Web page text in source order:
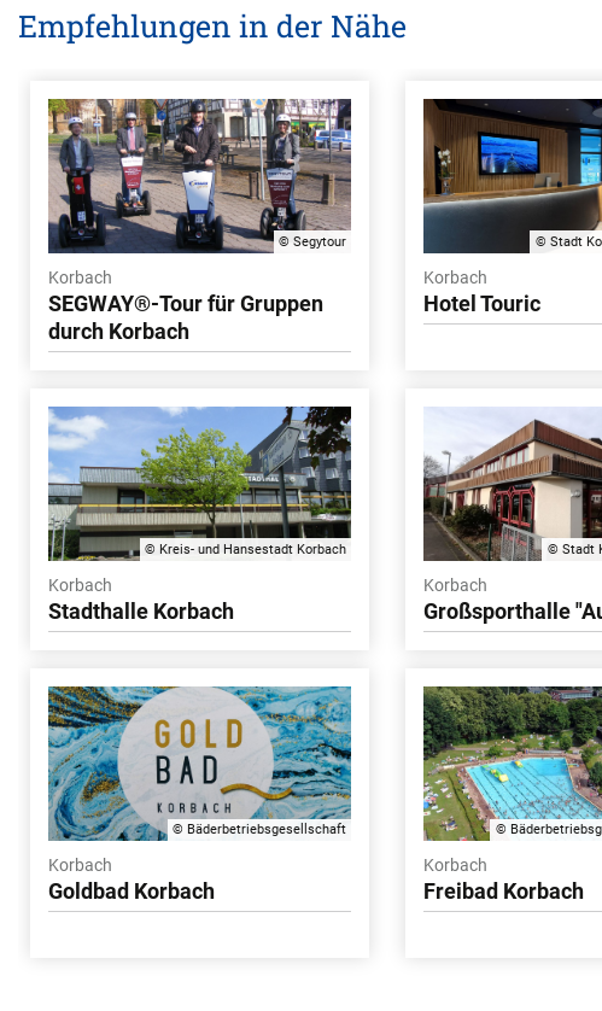
Empfehlungen in der Nähe
© Segytour
Korbach
SEGWAY®-Tour für Gruppen
durch Korbach
© Stadt
Korbach
Hotel Touric
© Kreis- und Hansestadt Korbach
Korbach
Stadthalle Korbach
© Stadt
Korbach
Großsporthalle
© Bäderbetriebsgesellschaft
Korbach
Goldbad Korbach
©
Korbach
Freibad Korbach